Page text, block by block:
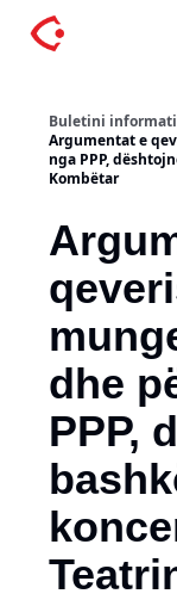
Buletini
Argumentat e
nga PPP,
Kombëtar
dhe
PPP,